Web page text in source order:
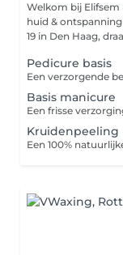
Welkom bij Elifsem Beautysalon
huid & ontspanning Bij Elifsem, gevestigd aan het Heeswijkplein
19 in Den Haag,
Pedicure basis
Basis manicure
Kruidenpeeling